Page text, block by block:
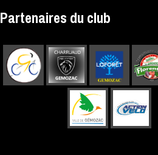
Partenaires du club